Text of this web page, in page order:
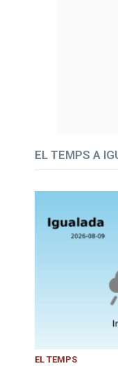
EL TEMPS A
EL TEMPS